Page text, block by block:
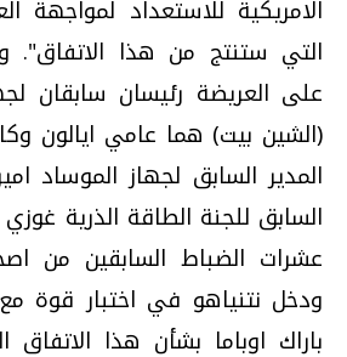
الامريكية للاستعداد لمواجهة
التي ستنتج من هذا الاتفاق".
على العريضة رئيسان سابقان
(الشين بيت) هما عامي ايالون
المدير السابق لجهاز الموساد
السابق للجنة الطاقة الذرية
عشرات الضباط السابقين من
ودخل نتنياهو في اختبار قوة
باراك اوباما بشأن هذا